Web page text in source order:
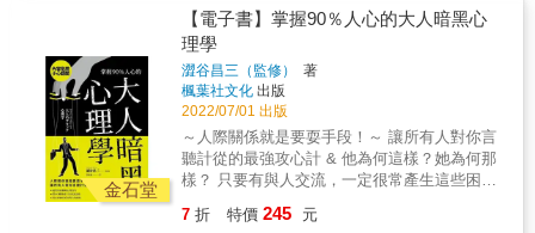
不能證實，他的道理就越是玄妙，信從的人就
越是多。」
刺那些假性崇拜的人言人語。 & 【跟隨厚黑大
師，成為自己的心靈導師】 李宗吾說：「我與
孔子講和好了。想個折衷調和的法子，提出兩
句口號：『厚黑為裡，仁義為表。』」
&spades;︎學習不僅僅是接收至聖先師的深遠言
教，更要將其轉換成適合自己心靈的獨特語
言，方能真正融入內心。 & 李宗吾說：「假如
遇著講性學的，這個時候，應當糊上『戀愛神
上『階級鬥爭，勞工專政』八個字，難道他不
透過Line、視訊的人際來往愈來愈普遍。 為了
順應社群平台、遠距通訊和網路交友的盛行，
本書收錄的心理學技巧都可以應用於網路上的
人際交往。 這些以實驗與理論為基礎的技巧，
能幫助你在各種場合掌握主導權，順水推舟地
達成目標。 & 像這樣操縱人心，就能讓事情朝
你期望的方向發展！ & ──想在別人心裡留下好
印象►利用【鏡像效應】增加親近感 自己喝一
口咖啡，對方也跟著喝一口咖啡；自己身體往
前傾說話，對方也跟著往前傾地側耳傾聽⋯⋯
金石堂
【電子書】掌握90％人心的大人暗黑心
理學
澀谷昌三（監修）
著
楓葉社文化 出版
2022/07/01 出版
～人際關係就是要耍手段！～ 讓所有人對你言
聽計從的最強攻心計 & 他為何這樣？她為何那
樣？ 只要有與人交流，一定很常產生這些困
透過這些行為和話語窺探他人的內心， 進一步
7 折 特價 245 元